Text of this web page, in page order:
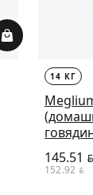
14 КГ
145.51 BYN
152.92 BYN